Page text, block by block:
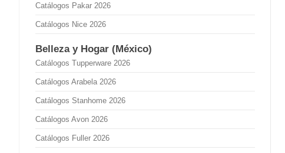
Catálogos Pakar 2026
Catálogos Nice 2026
Belleza y Hogar (México)
Catálogos Tupperware 2026
Catálogos Arabela 2026
Catálogos Stanhome 2026
Catálogos Avon 2026
Catálogos Fuller 2026